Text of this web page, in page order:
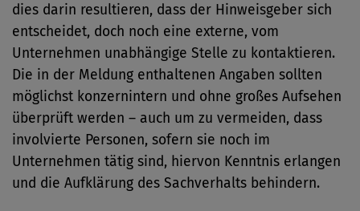
dies darin resultieren, dass der Hinweisgeber sich
entscheidet, doch noch eine externe, vom
Unternehmen unabhängige Stelle zu kontaktieren.
Die in der Meldung enthaltenen Angaben sollten
möglichst konzernintern und ohne großes Aufsehen
überprüft werden – auch um zu vermeiden, dass
involvierte Personen, sofern sie noch im
Unternehmen tätig sind, hiervon Kenntnis erlangen
und die Aufklärung des Sachverhalts behindern.